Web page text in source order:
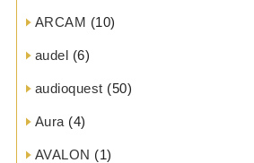
ARCAM (10)
audel (6)
audioquest (50)
Aura (4)
AVALON (1)